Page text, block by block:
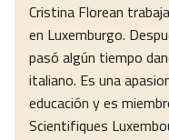
Cristina Florean
en Luxemburgo.
pasó algún tiempo
italiano. Es una
educación y es
Scientifiques